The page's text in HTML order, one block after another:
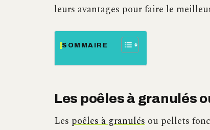
leurs avantages pour faire le
SOMMAIRE
Les poêles à granulés
Les poêles à granulés ou pellets